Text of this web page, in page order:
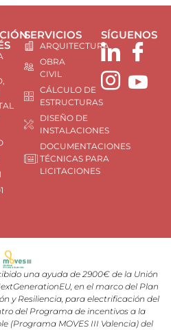
SERVICIOS
ARQUITECTURA
OBRA
CIVIL
CÁLCULO DE
ESTRUCTURAS
DISEÑO DE
INSTALACIONES
DOCUMENTACIONES
TÉCNICAS PARA
LICITACIONES
SÍGUENOS
una ayuda de 2900€ de la Unión
en el marco del Plan
y Resiliencia, para electrificación del
del Programa de incentivos a la
(Programa MOVES III Valencia) del